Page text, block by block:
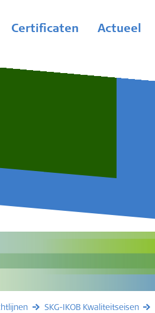
Certificaten Actueel
SKG-IKOB Kwaliteitseisen